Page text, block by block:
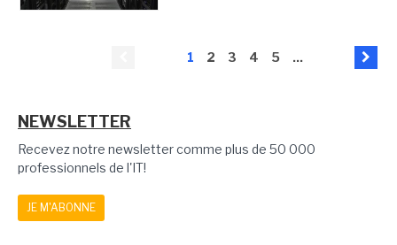
1 2 3 4 5 ...
NEWSLETTER
Recevez notre newsletter comme plus de 50 000
professionnels de l'IT!
JE M'ABONNE